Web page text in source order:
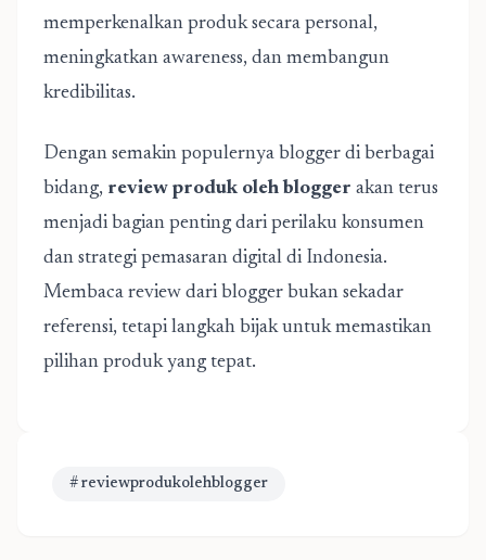
memperkenalkan produk secara personal,
meningkatkan awareness, dan membangun
kredibilitas.
Dengan semakin populernya blogger di berbagai
bidang, review produk oleh blogger akan terus
menjadi bagian penting dari perilaku konsumen
dan strategi pemasaran digital di Indonesia.
Membaca review dari blogger bukan sekadar
referensi, tetapi langkah bijak untuk memastikan
pilihan produk yang tepat.
# reviewprodukolehblogger